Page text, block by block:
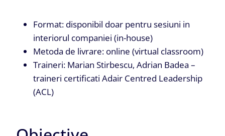
Format: disponibil doar pentru sesiuni in
interiorul companiei (in-house)
Metoda de livrare: online (virtual classroom)
Traineri: Marian Stirbescu, Adrian Badea –
traineri certificati Adair Centred Leadership
(ACL)